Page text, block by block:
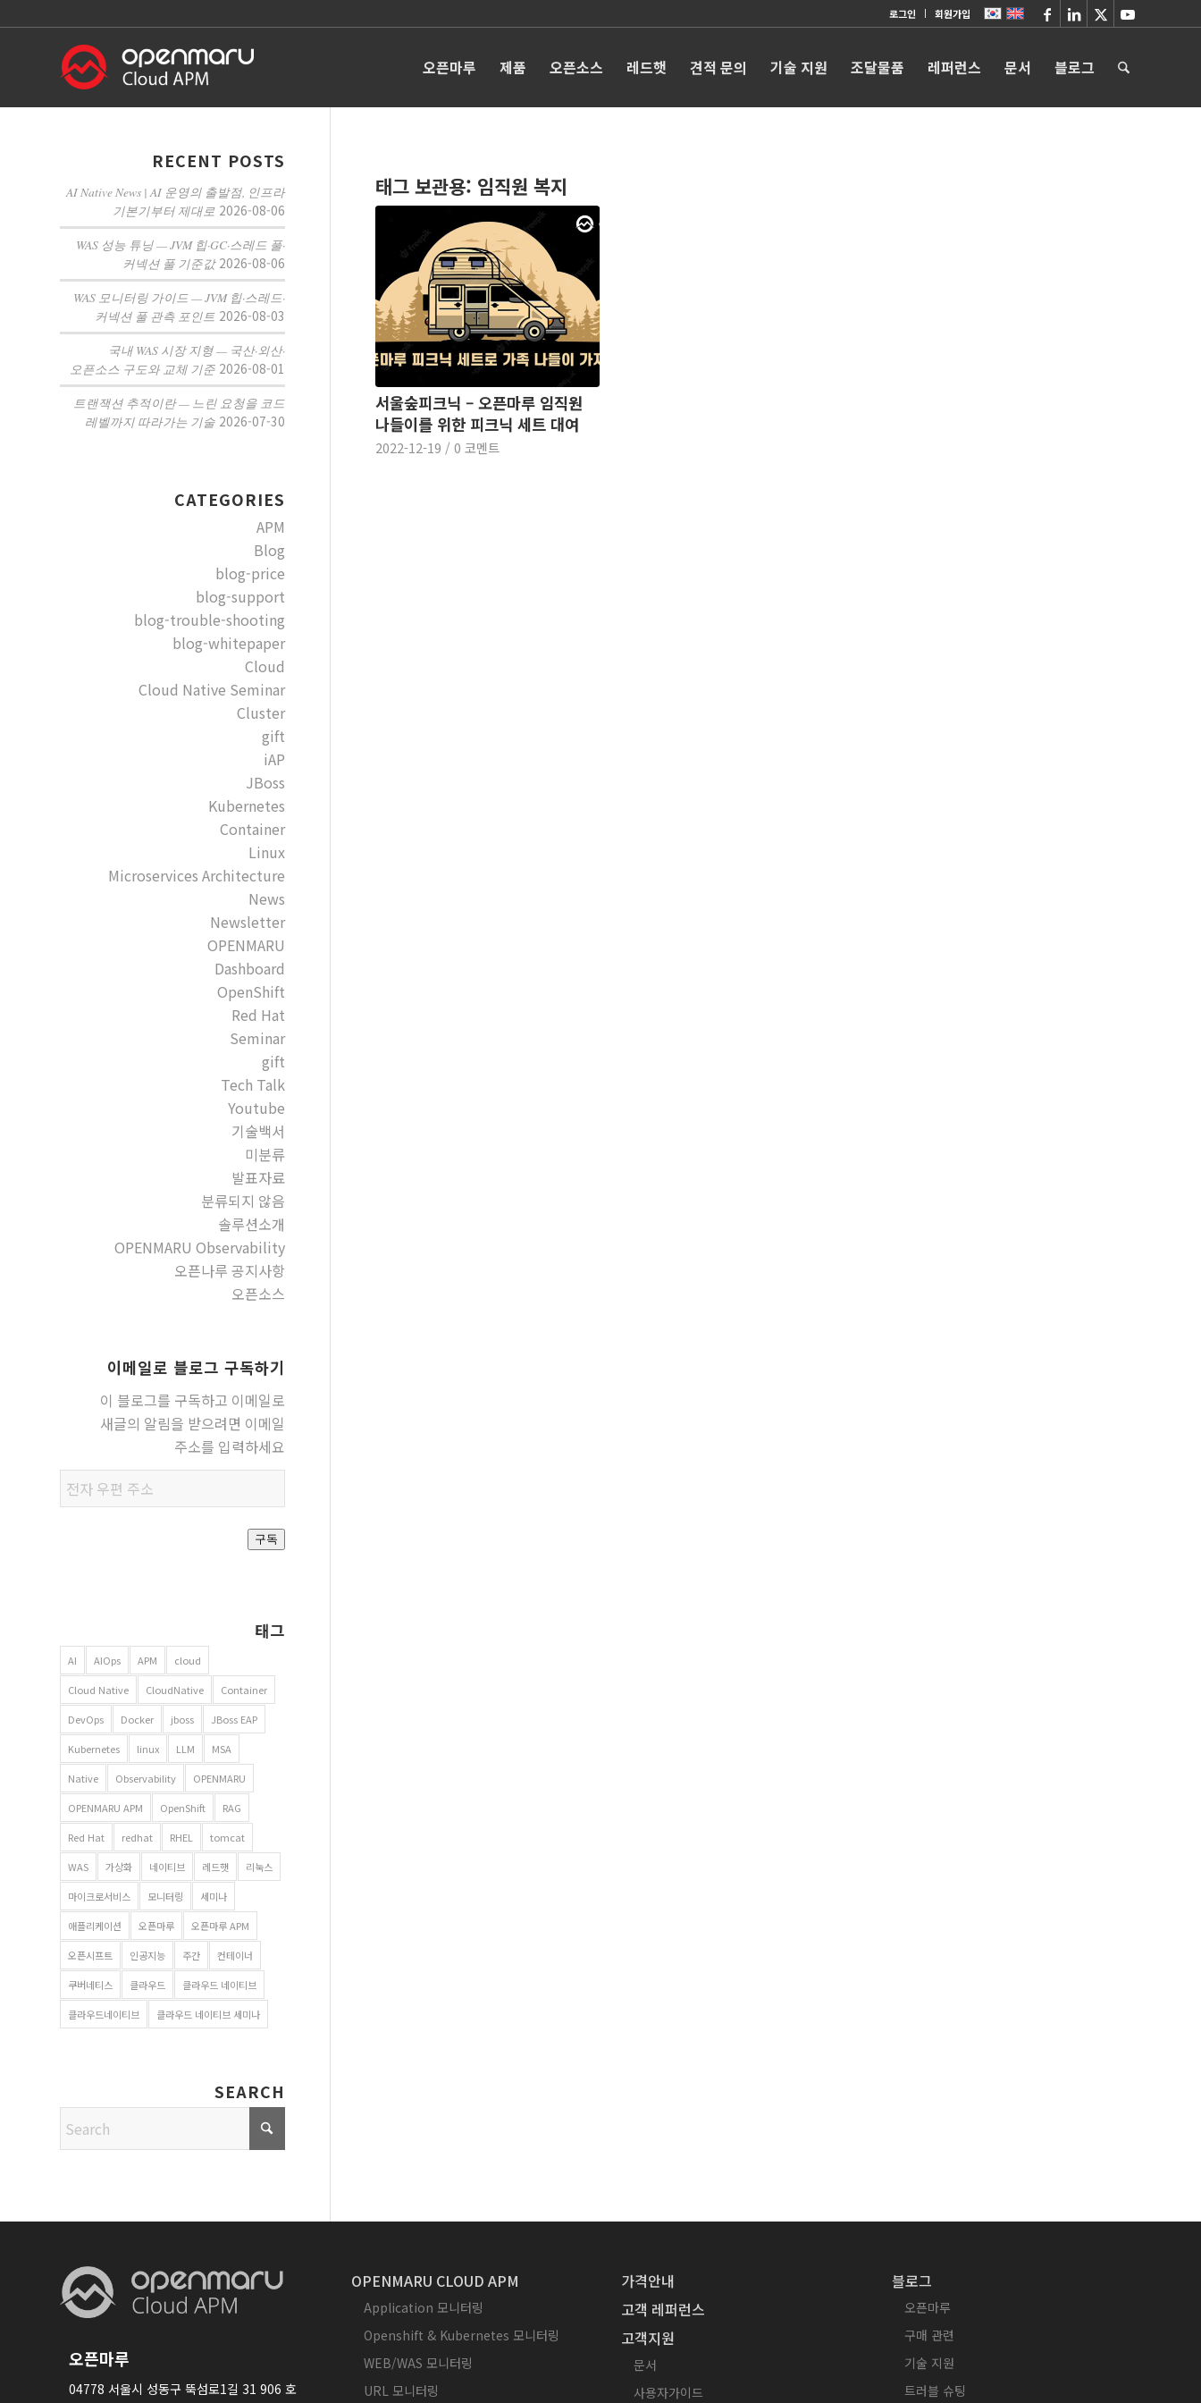
로그인 회원가입
오픈마루 제품 오픈소스 레드햇 견적 문의 기술 지원 조달물품 레퍼런스 문서 블로그
태그 보관용: 임직원 복지
서울숲피크닉 – 오픈마루 임직원
나들이를 위한 피크닉 세트 대여
2022-12-19 / 0 코멘트
RECENT POSTS
AI Native News | AI 운영의 출발점, 인프라
기본기부터 제대로 2026-08-06
WAS 성능 튜닝 — JVM 힙·GC·스레드 풀·
커넥션 풀 기준값 2026-08-06
WAS 모니터링 가이드 — JVM 힙·스레드·
커넥션 풀 관측 포인트 2026-08-03
국내 WAS 시장 지형 — 국산·외산·
오픈소스 구도와 교체 기준 2026-08-01
트랜잭션 추적이란 — 느린 요청을 코드
레벨까지 따라가는 기술 2026-07-30
CATEGORIES
APM
Blog
blog-price
blog-support
blog-trouble-shooting
blog-whitepaper
Cloud
Cloud Native Seminar
Cluster
gift
iAP
JBoss
Kubernetes
Container
Linux
Microservices Architecture
News
Newsletter
OPENMARU
Dashboard
OpenShift
Red Hat
Seminar
gift
Tech Talk
Youtube
기술백서
미분류
발표자료
분류되지 않음
솔루션소개
OPENMARU Observability
오픈나루 공지사항
오픈소스
이메일로 블로그 구독하기
이 블로그를 구독하고 이메일로
새글의 알림을 받으려면 이메일
주소를 입력하세요
우편
주소
구독
태그
AI AIOps APM cloud
Cloud Native CloudNative Container
DevOps Docker jboss JBoss EAP
Kubernetes linux LLM MSA
Native Observability OPENMARU
OPENMARU APM OpenShift RAG
Red Hat redhat RHEL tomcat
WAS 가상화 네이티브 레드햇 리눅스
마이크로서비스 모니터링 세미나
애플리케이션 오픈마루 오픈마루 APM
오픈시프트 인공지능 주간 컨테이너
쿠버네티스 클라우드 클라우드 네이티브
클라우드네이티브 클라우드 네이티브 세미나
SEARCH
오픈마루
04778 서울시 성동구 뚝섬로1길 31 906 호
OPENMARU CLOUD APM
Application 모니터링
Openshift & Kubernetes 모니터링
WEB/WAS 모니터링
URL 모니터링
가격안내
고객 레퍼런스
고객지원
문서
사용자가이드
블로그
오픈마루
구매 관련
기술 지원
트러블 슈팅